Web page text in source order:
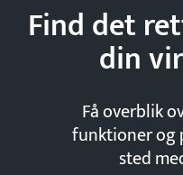
Find det
din
Få overblik
funktioner og
sted